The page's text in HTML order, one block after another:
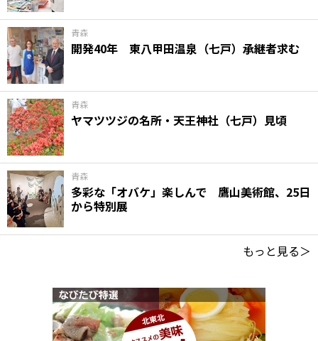
青森
開発40年 東八甲田温泉（七戸）承継者求む
青森
ヤマツツジの名所・天王神社（七戸）見頃
青森
多彩な「オバケ」楽しんで 鷹山美術館、25日
から特別展
もっと見る＞